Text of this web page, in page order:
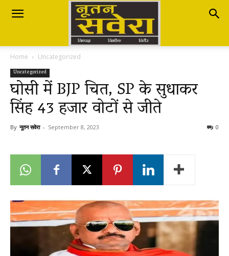
Nutan
Savera
नूतन
Breaking
Home Uncategorized
Uncategorized
घोसी में BJP चित, SP के सुधाकर
सिंह 43 हजार वोटों से जीते
By नूतन सवेरा - September 8, 2023 0